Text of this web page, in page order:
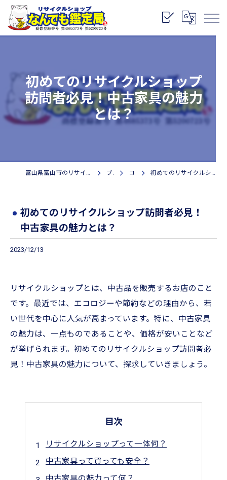
初めてのリサイクルショップ
訪問者必見！中古家具の魅力
とは？
富山県富山市のリサイクルショップなら株式会社なんでも鑑定局 ブログ コラム 初めてのリサイクルショップ訪問者必見！中古家具の魅力とは？
初めてのリサイクルショップ訪問者必見！
中古家具の魅力とは？
2023/12/13
リサイクルショップとは、中古品を販売するお店のこと
です。最近では、エコロジーや節約などの理由から、若
い世代を中心に人気が高まっています。特に、中古家具
の魅力は、一点ものであることや、価格が安いことなど
が挙げられます。初めてのリサイクルショップ訪問者必
見！中古家具の魅力について、探求していきましょう。
目次
リサイクルショップって一体何？
中古家具って買っても安全？